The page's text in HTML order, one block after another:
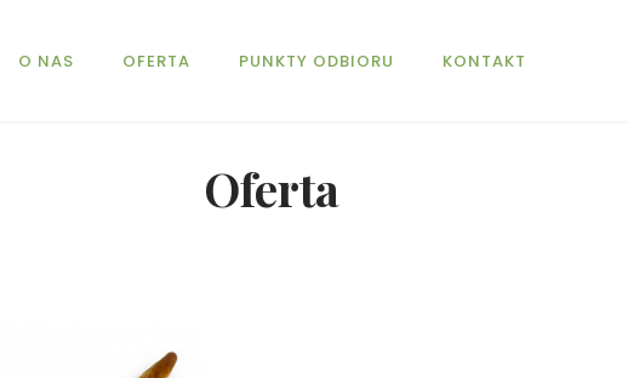
O NAS OFERTA PUNKTY ODBIORU KONTAKT
Oferta